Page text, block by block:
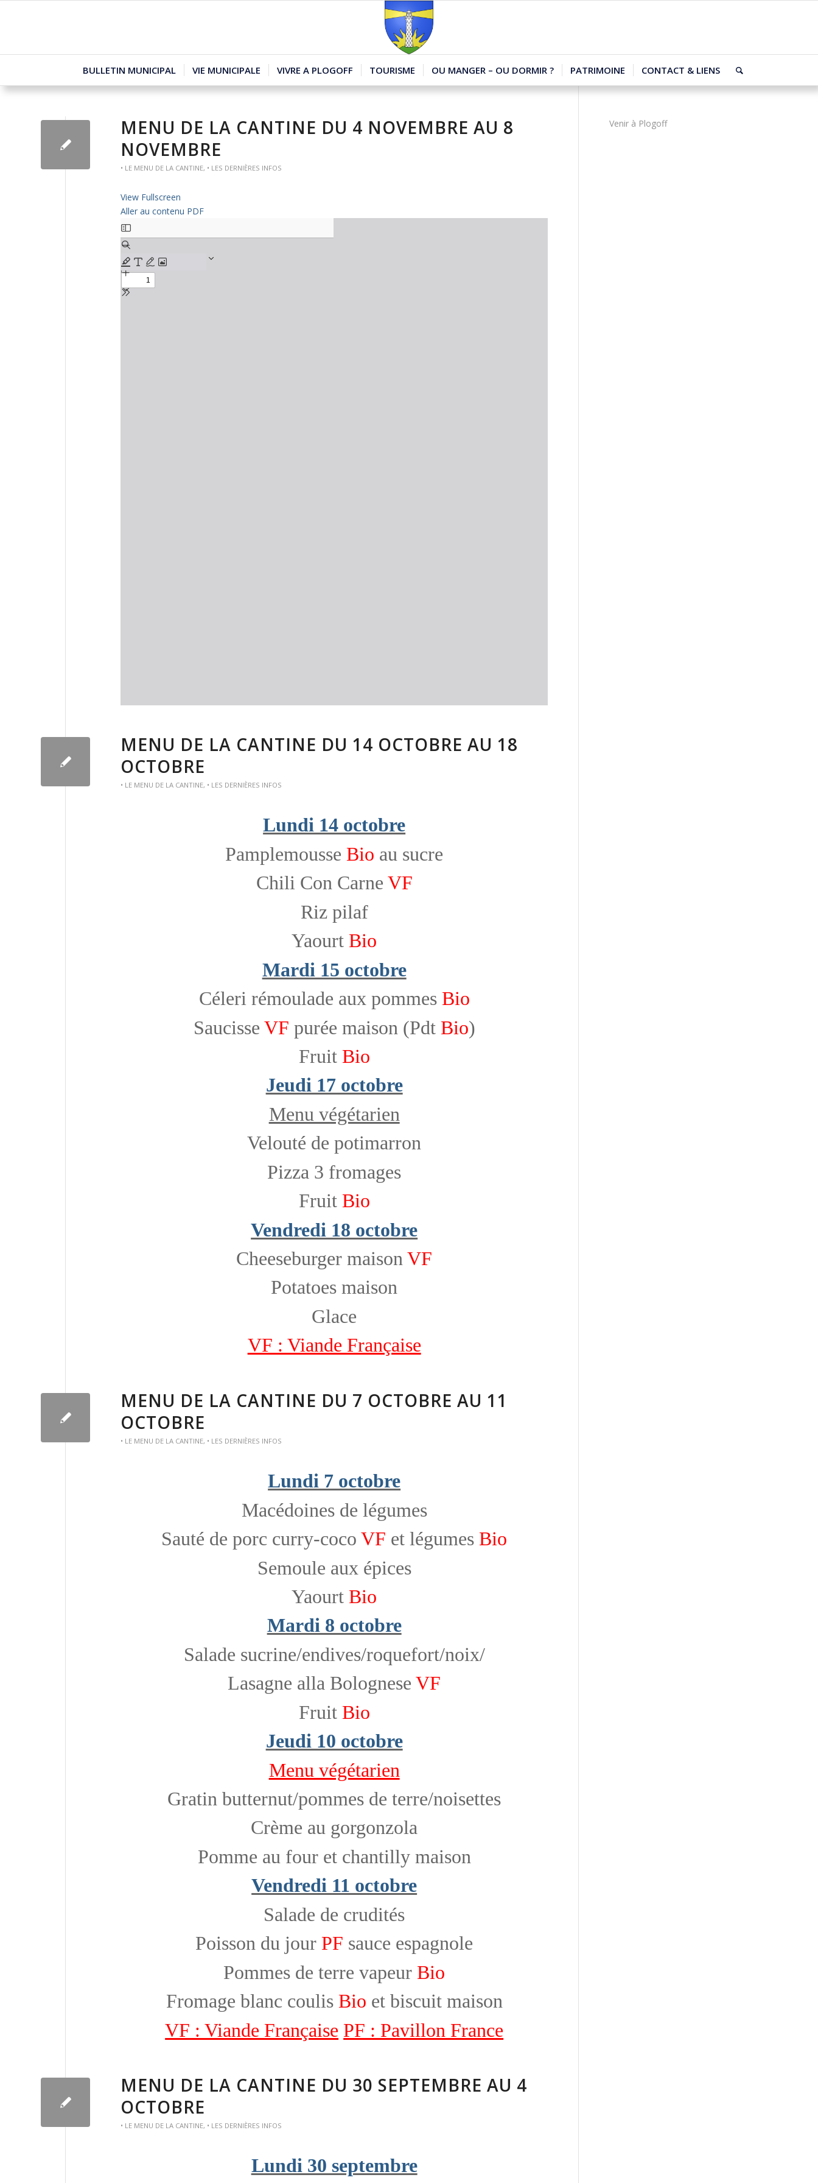
BULLETIN MUNICIPAL VIE MUNICIPALE VIVRE A PLOGOFF TOURISME OU MANGER – OU DORMIR ? PATRIMOINE CONTACT & LIENS
MENU DE LA CANTINE DU 4 NOVEMBRE AU 8
NOVEMBRE
• LE MENU DE LA CANTINE, • LES DERNIÈRES INFOS
View Fullscreen
Aller au contenu PDF
MENU DE LA CANTINE DU 14 OCTOBRE AU 18
OCTOBRE
• LE MENU DE LA CANTINE, • LES DERNIÈRES INFOS
Lundi 14 octobre
Pamplemousse Bio au sucre
Chili Con Carne VF
Riz pilaf
Yaourt Bio
Mardi 15 octobre
Céleri rémoulade aux pommes Bio
Saucisse VF purée maison (Pdt Bio)
Fruit Bio
Jeudi 17 octobre
Menu végétarien
Velouté de potimarron
Pizza 3 fromages
Fruit Bio
Vendredi 18 octobre
Cheeseburger maisonVF
Potatoes maison
Glace
VF : Viande Française
MENU DE LA CANTINE DU 7 OCTOBRE AU 11
OCTOBRE
• LE MENU DE LA CANTINE, • LES DERNIÈRES INFOS
Lundi 7 octobre
Macédoines de légumes
Sauté de porc curry-cocoVF et légumes Bio
Semoule aux épices
Yaourt Bio
Mardi 8 octobre
Salade sucrine/endives/roquefort/noix/
Lasagne alla BologneseVF
Fruit Bio
Jeudi 10 octobre
Menu végétarien
Gratin butternut/pommes de terre/noisettes
Crème au gorgonzola
Pomme au four et chantilly maison
Vendredi 11 octobre
Salade de crudités
Poisson du jour PF sauce espagnole
Pommes de terre vapeur Bio
Fromage blanc coulis Bio et biscuit maison
VF : Viande Française PF : Pavillon France
MENU DE LA CANTINE DU 30 SEPTEMBRE AU 4
OCTOBRE
• LE MENU DE LA CANTINE, • LES DERNIÈRES INFOS
Lundi 30 septembre
Venir à Plogoff